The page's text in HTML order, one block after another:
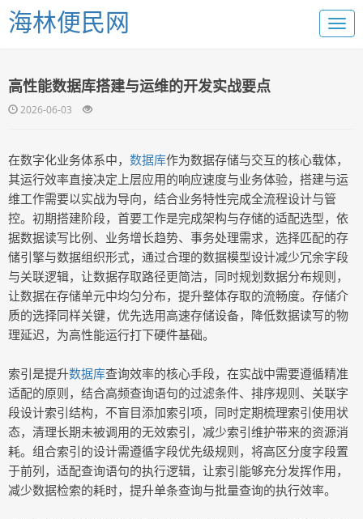
海林便民网
高性能数据库搭建与运维的开发实战要点
2026-06-03
在数字化业务体系中， 数据库作为数据存储与交互的核心载体，
其运行效率直接决定上层应用的响应速度与业务体验，搭建与运
维工作需要以实战为导向，结合业务特性完成全流程设计与管
控。初期搭建阶段，首要工作是完成架构与存储的适配选型，依
据数据读写比例、业务增长趋势、事务处理需求，选择匹配的存
储引擎与数据组织形式，通过合理的数据模型设计减少冗余字段
与关联逻辑，让数据存取路径更简洁，同时规划数据分布规则，
让数据在存储单元中均匀分布，提升整体存取的流畅度。存储介
质的选择同样关键，优先选用高速存储设备，降低数据读写的物
理延迟，为高性能运行打下硬件基础。
索引是提升数据库查询效率的核心手段，在实战中需要遵循精准
适配的原则，结合高频查询语句的过滤条件、排序规则、关联字
段设计索引结构，不盲目添加索引项，同时定期梳理索引使用状
态，清理长期未被调用的无效索引，减少索引维护带来的资源消
耗。组合索引的设计需遵循字段优先级规则，将高区分度字段置
于前列，适配查询语句的执行逻辑，让索引能够充分发挥作用，
减少数据检索的耗时，提升单条查询与批量查询的执行效率。